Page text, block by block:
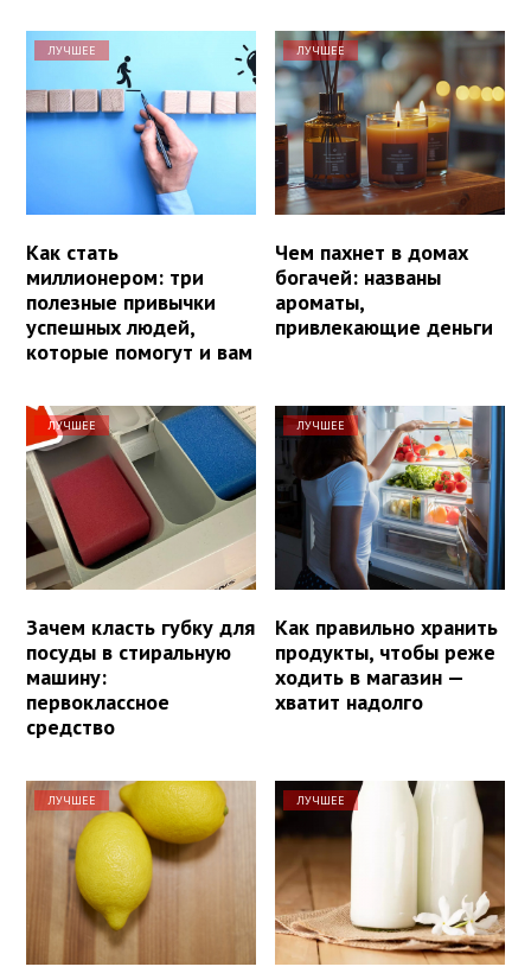
ЛУЧШЕЕ
Как стать
миллионером: три
полезные привычки
успешных людей,
которые помогут и вам
ЛУЧШЕЕ
Чем пахнет в домах
богачей: названы
ароматы,
привлекающие деньги
ЛУЧШЕЕ
Зачем класть губку для
посуды в стиральную
машину:
первоклассное
средство
ЛУЧШЕЕ
Как правильно хранить
продукты, чтобы реже
ходить в магазин —
хватит надолго
ЛУЧШЕЕ ЛУЧШЕЕ